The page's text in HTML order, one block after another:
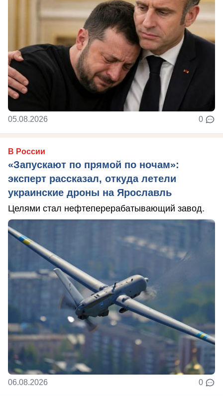
05.08.2026 0
В России
«Запускают по прямой по ночам»:
эксперт рассказал, откуда летели
украинские дроны на Ярославль
Целями стал нефтеперерабатывающий завод.
06.08.2026 0